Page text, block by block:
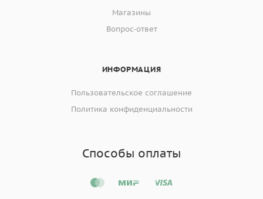
Магазины
Вопрос-ответ
ИНФОРМАЦИЯ
Пользовательское соглашение
Политика конфиденциальности
Способы оплаты